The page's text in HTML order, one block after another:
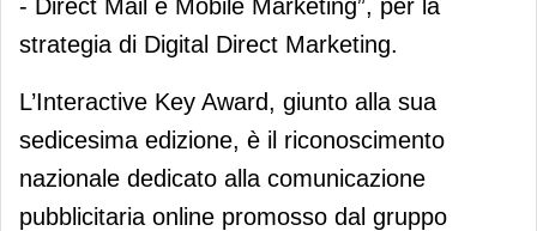
- Direct Mail e Mobile Marketing”, per la
strategia di Digital Direct Marketing.
L’Interactive Key Award, giunto alla sua
sedicesima edizione, è il riconoscimento
nazionale dedicato alla comunicazione
pubblicitaria online promosso dal gruppo